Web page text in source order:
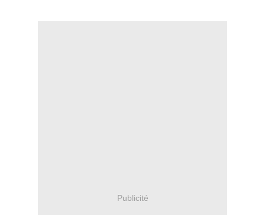
Publicité